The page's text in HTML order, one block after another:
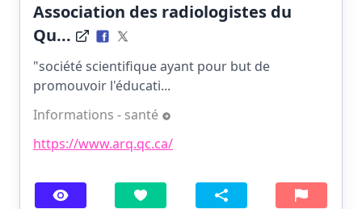
Association des radiologistes du
Qu...
"société scientifique ayant pour but de
promouvoir l'éducati...
Informations - santé
https://www.arq.qc.ca/